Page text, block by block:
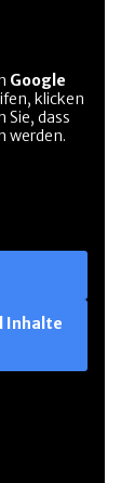
Google
klicken
Sie, dass
werden.
Inhalte